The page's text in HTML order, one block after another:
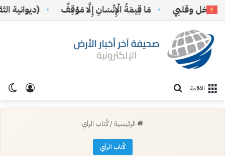
وقلبي مَا قِيمَةُ الْإِنْسَانِ إِلَّا مَوْقِفٌ (ديوانية
تسجيل القائمة
الرئيسية/كُتاب الرأي
كُتاب الرأي